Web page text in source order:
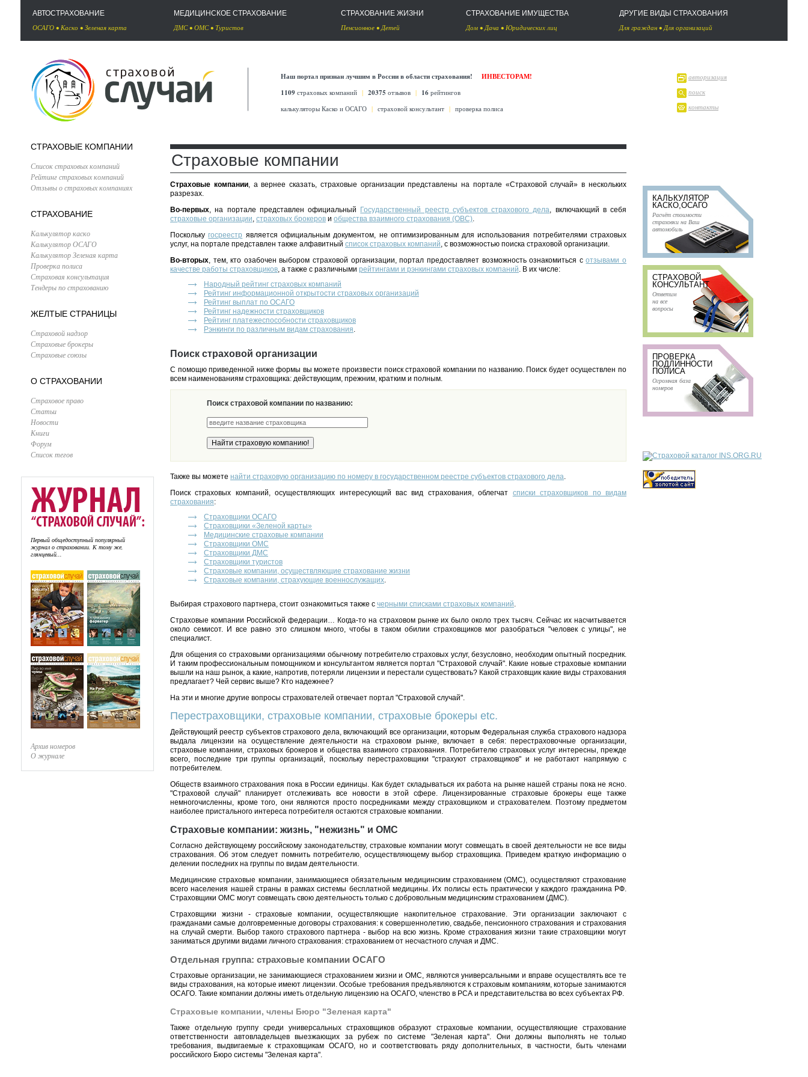
АВТОСТРАХОВАНИЕ
ОСАГО • Каско • Зеленая карта
МЕДИЦИНСКОЕ СТРАХОВАНИЕ
ДМС• ОМС• Туристов
СТРАХОВАНИЕ ЖИЗНИ
Пенсионное •Детей
СТРАХОВАНИЕ ИМУЩЕСТВА
Дом •Дача • Юридических лиц
ДРУГИЕ ВИДЫ СТРАХОВАНИЯ
Для граждан •Для организаций
Наш портал признан лучшим в России в области страхования!
ИНВЕСТОРАМ!
1109 страховых компаний | 20375 отзывов | 16 рейтингов
калькуляторы Каско и ОСАГО | страховой консультант | проверка полиса
авторизация
поиск
контакты
СТРАХОВЫЕ КОМПАНИИ
Список страховых компаний
Рейтинг страховых компаний
Отзывы о страховых компаниях
СТРАХОВАНИЕ
Калькулятор каско
Калькулятор ОСАГО
Калькулятор Зеленая карта
Проверка полиса
Страховая консультация
Тендеры по страхованию
ЖЕЛТЫЕ СТРАНИЦЫ
Страховой надзор
Страховые брокеры
Страховые союзы
О СТРАХОВАНИИ
Страховое право
Статьи
Новости
Книги
Форум
Список тегов
Первый общедоступный популярный
журнал о страховании. К тому же,
глянцевый...
Архив номеров
О журнале
Страховые компании
Страховые компании, а вернее сказать, страховые организации представлены на портале «Страховой случай» в нескольких
разрезах.
Во-первых, на портале представлен официальный Государственный реестр субъектов страхового дела, включающий в себя
страховые организации, страховых брокеров и общества взаимного страхования (ОВС).
Посколькугосреестр является официальным документом, не оптимизированным для использования потребителями страховых
услуг, на портале представлен также алфавитный список страховых компаний, с возможностью поиска страховой организации.
Во-вторых, тем, кто озабочен выбором страховой организации, портал предоставляет возможность ознакомиться сотзывами о
качестве работы страховщиков, а также с различными рейтингами и рэнкингами страховых компаний. В их числе:
Народный рейтинг страховых компаний
Рейтинг информационной открытости страховых организаций
Рейтинг выплат по ОСАГО
Рейтинг надежности страховщиков
Рейтинг платежеспособности страховщиков
Рэнкинги по различным видам страхования.
Поиск страховой организации
С помощю приведенной ниже формы вы можете произвести поиск страховой компании по названию. Поиск будет осуществлен по
всем наименованиям страховщика: действующим, прежним, кратким и полным.
Поиск страховой компании по названию:
Также вы можете найти страховую организацию по номеру в государственном реестре субъектов страхового дела.
Поиск страховых компаний, осуществляющих интересующий вас вид страхования, облегчат списки страховщиков по видам
страхования:
Страховщики ОСАГО
Страховщики «Зеленой карты»
Медицинские страховые компании
Страховщики ОМС
Страховщики ДМС
Страховщики туристов
Страховые компании, осуществляющие страхование жизни
Страховые компании, страхующие военнослужащих.
Выбирая страхового партнера, стоит ознакомиться также с черными списками страховых компаний.
Страховые компании Российской федерации… Когда-то на страховом рынке их было около трех тысяч. Сейчас их насчитывается
около семисот. И все равно это слишком много, чтобы в таком обилии страховщиков мог разобраться "человек с улицы", не
специалист.
Для общения со страховыми организациями обычному потребителю страховых услуг, безусловно, необходим опытный посредник.
И таким профессиональным помощником и консультантом является портал "Страховой случай". Какие новые страховые компании
вышли на наш рынок, а какие, напротив, потеряли лицензии и перестали существовать? Какой страховщик какие виды страхования
предлагает? Чей сервис выше? Кто надежнее?
На эти и многие другие вопросы страхователей отвечает портал "Страховой случай".
Перестраховщики, страховые компании, страховые брокеры etc.
Действующий реестр субъектов страхового дела, включающий все организации, которым Федеральная служба страхового надзора
выдала лицензии на осуществление деятельности на страховом рынке, включает в себя: перестраховочные организации,
страховые компании, страховых брокеров и общества взаимного страхования. Потребителю страховых услуг интересны, прежде
всего, последние три группы организаций, поскольку перестраховщики "страхуют страховщиков" и не работают напрямую с
потребителем.
Обществ взаимного страхования пока в России единицы. Как будет складываться их работа на рынке нашей страны пока не ясно.
"Страховой случай" планирует отслеживать все новости в этой сфере. Лицензированные страховые брокеры еще также
немногочисленны, кроме того, они являются просто посредниками между страховщиком и страхователем. Поэтому предметом
наиболее пристального интереса потребителя остаются страховые компании.
Страховые компании: жизнь, "нежизнь" и ОМС
Согласно действующему российскому законодательству, страховые компании могут совмещать в своей деятельности не все виды
страхования. Об этом следует помнить потребителю, осуществляющему выбор страховщика. Приведем краткую информацию о
делении последних на группы по видам деятельности.
Медицинские страховые компании, занимающиеся обязательным медицинским страхованием (ОМС), осуществляют страхование
всего населения нашей страны в рамках системы бесплатной медицины. Их полисы есть практически у каждого гражданина РФ.
Страховщики ОМС могут совмещать свою деятельность только с добровольным медицинским страхованием (ДМС).
Страховщики жизни - страховые компании, осуществляющие накопительное страхование. Эти организации заключают с
гражданами самые долговременные договоры страхования: к совершеннолетию, свадьбе, пенсионного страхования и страхования
на случай смерти. Выбор такого страхового партнера - выбор на всю жизнь. Кроме страхования жизни такие страховщики могут
заниматься другими видами личного страхования: страхованием от несчастного случая и ДМС.
Отдельная группа: страховые компании ОСАГО
Страховые организации, не занимающиеся страхованием жизни и ОМС, являются универсальными и вправе осуществлять все те
виды страхования, на которые имеют лицензии. Особые требования предъявляются к страховым компаниям, которые занимаются
ОСАГО. Такие компании должны иметь отдельную лицензию на ОСАГО, членство в РСА и представительства во всех субъектах РФ.
Страховые компании, члены Бюро "Зеленая карта"
Также отдельную группу среди универсальных страховщиков образуют страховые компании, осуществляющие страхование
ответственности автовладельцев выезжающих за рубеж по системе "Зеленая карта". Они должны выполнять не только
требования, выдвигаемые к страховщикам ОСАГО, но и соответствовать ряду дополнительных, в частности, быть членами
российского Бюро системы "Зеленая карта".
КАЛЬКУЛЯТОР
КАСКО,ОСАГО
Расчёт стоимости
страховки на Ваш
автомобиль
СТРАХОВОЙ
КОНСУЛЬТАНТ
Ответим
на все
вопросы
ПРОВЕРКА
ПОДЛИННОСТИ
ПОЛИСА
Огромная база
номеров